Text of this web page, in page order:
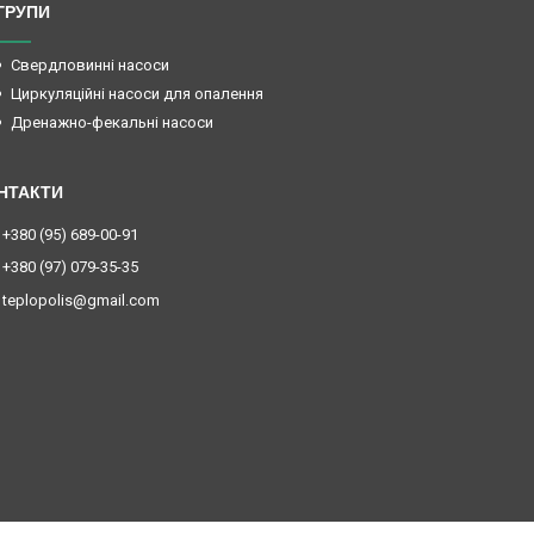
Свердловинні насоси
Циркуляційні насоси для опалення
Дренажно-фекальні насоси
+380 (95) 689-00-91
+380 (97) 079-35-35
teplopolis@gmail.com